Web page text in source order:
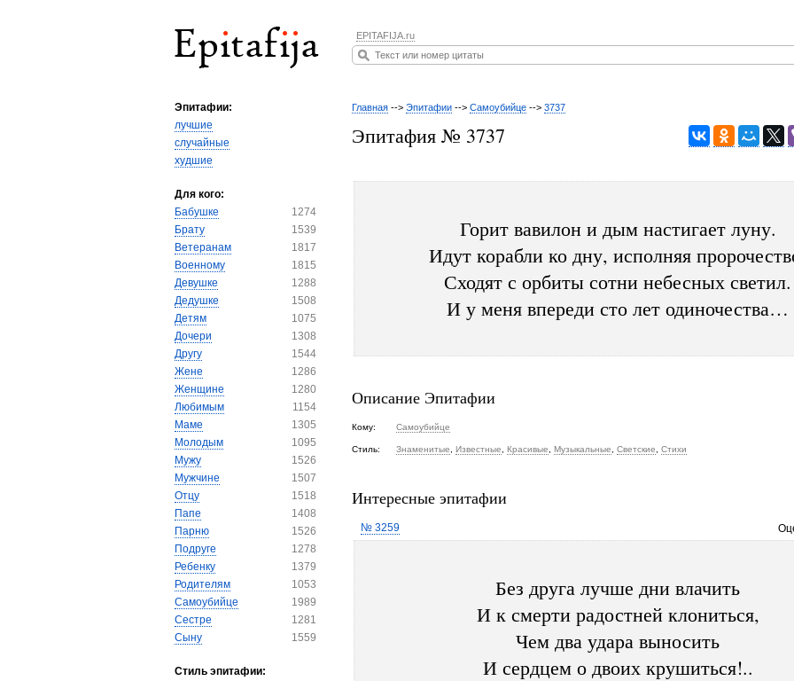
EPITAFIJA.ru
Эпитафии:
лучшие
случайные
худшие
Для кого:
Бабушке
1274
Брату
1539
Ветеранам
1817
Военному
1815
Девушке
1288
Дедушке
1508
Детям
1075
Дочери
1308
Другу
1544
Жене
1286
Женщине
1280
Любимым
1154
Маме
1305
Молодым
1095
Мужу
1526
Мужчине
1507
Отцу
1518
Папе
1408
Парню
1526
Подруге
1278
Ребенку
1379
Родителям
1053
Самоубийце
1989
Сестре
1281
Сыну
1559
Стиль эпитафии:
Главная --> Эпитафии --> Самоубийце --> 3737
Эпитафия № 3737
Горит вавилон и дым настигает луну.
Идут корабли ко дну, исполняя
Сходят с орбиты сотни небесных светил.
И у меня впереди сто лет одиночества…
Описание Эпитафии
Кому: Самоубийце
Стиль: Знаменитые Известные Красивые Музыкальные Светские Стихи
Интересные эпитафии
№ 3259
Без друга лучше дни влачить
И к смерти радостней клониться,
Чем два удара выносить
И сердцем о двоих крушиться!..